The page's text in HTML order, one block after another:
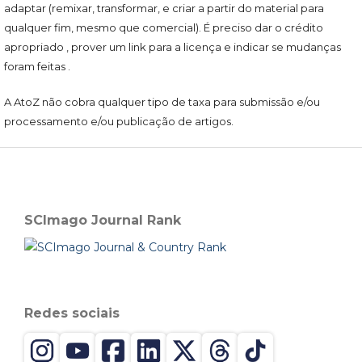
adaptar (remixar, transformar, e criar a partir do material para
qualquer fim, mesmo que comercial). É preciso dar o crédito
apropriado , prover um link para a licença e indicar se mudanças
foram feitas .
A AtoZ não cobra qualquer tipo de taxa para submissão e/ou
processamento e/ou publicação de artigos.
SCImago Journal Rank
Redes sociais